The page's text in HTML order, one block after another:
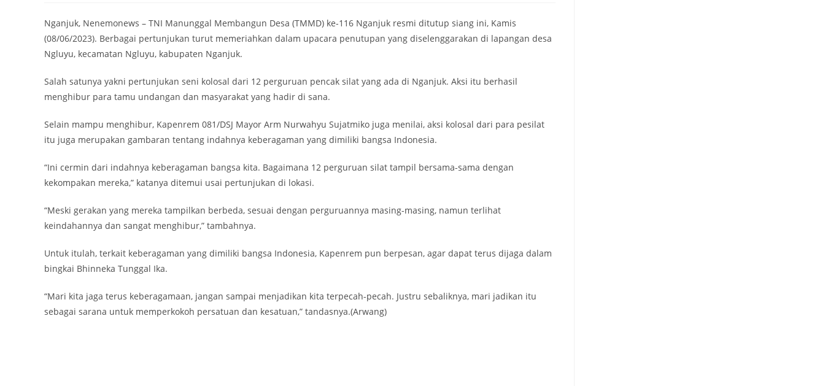
Nganjuk, Nenemonews – TNI Manunggal Membangun Desa (TMMD) ke-116 Nganjuk resmi ditutup siang ini, Kamis
(08/06/2023). Berbagai pertunjukan turut memeriahkan dalam upacara penutupan yang diselenggarakan di lapangan desa
Ngluyu, kecamatan Ngluyu, kabupaten Nganjuk.
Salah satunya yakni pertunjukan seni kolosal dari 12 perguruan pencak silat yang ada di Nganjuk. Aksi itu berhasil
menghibur para tamu undangan dan masyarakat yang hadir di sana.
Selain mampu menghibur, Kapenrem 081/DSJ Mayor Arm Nurwahyu Sujatmiko juga menilai, aksi kolosal dari para pesilat
itu juga merupakan gambaran tentang indahnya keberagaman yang dimiliki bangsa Indonesia.
“Ini cermin dari indahnya keberagaman bangsa kita. Bagaimana 12 perguruan silat tampil bersama-sama dengan
kekompakan mereka,” katanya ditemui usai pertunjukan di lokasi.
“Meski gerakan yang mereka tampilkan berbeda, sesuai dengan perguruannya masing-masing, namun terlihat
keindahannya dan sangat menghibur,” tambahnya.
Untuk itulah, terkait keberagaman yang dimiliki bangsa Indonesia, Kapenrem pun berpesan, agar dapat terus dijaga dalam
bingkai Bhinneka Tunggal Ika.
“Mari kita jaga terus keberagamaan, jangan sampai menjadikan kita terpecah-pecah. Justru sebaliknya, mari jadikan itu
sebagai sarana untuk memperkokoh persatuan dan kesatuan,” tandasnya.(Arwang)